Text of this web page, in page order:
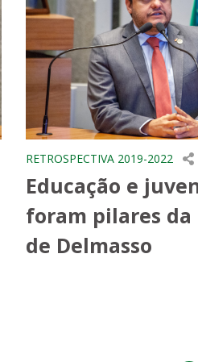
RETROSPECTIVA 2019-2022
Educação e
foram pilares da
de Delmasso